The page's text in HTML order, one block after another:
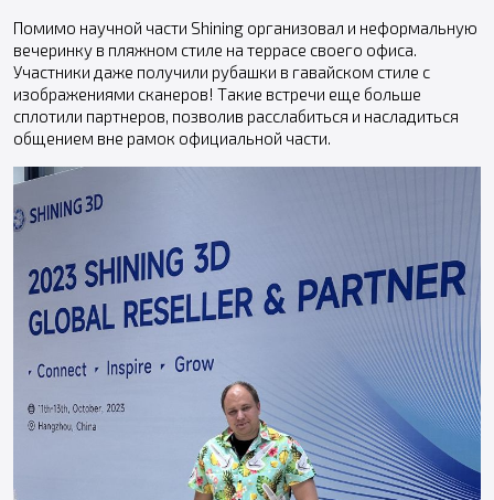
Помимо научной части Shining организовал и неформальную
вечеринку в пляжном стиле на террасе своего офиса.
Участники даже получили рубашки в гавайском стиле с
изображениями сканеров! Такие встречи еще больше
сплотили партнеров, позволив расслабиться и насладиться
общением вне рамок официальной части.